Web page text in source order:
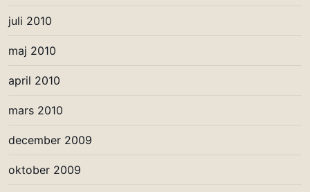
juli 2010
maj 2010
april 2010
mars 2010
december 2009
oktober 2009